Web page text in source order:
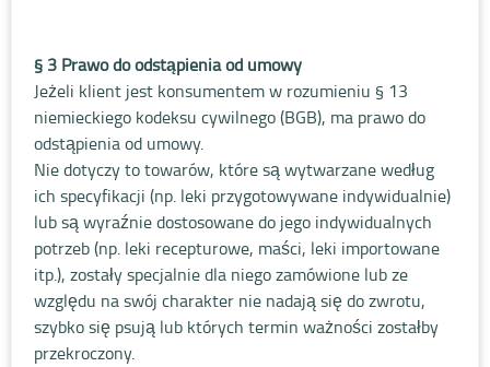
§ 3 Prawo do odstąpienia od umowy
Jeżeli klient jest konsumentem w rozumieniu § 13
niemieckiego kodeksu cywilnego (BGB), ma prawo do
odstąpienia od umowy.
Nie dotyczy to towarów, które są wytwarzane według
ich specyfikacji (np. leki przygotowywane indywidualnie)
lub są wyraźnie dostosowane do jego indywidualnych
potrzeb (np. leki recepturowe, maści, leki importowane
itp.), zostały specjalnie dla niego zamówione lub ze
względu na swój charakter nie nadają się do zwrotu,
szybko się psują lub których termin ważności zostałby
przekroczony.